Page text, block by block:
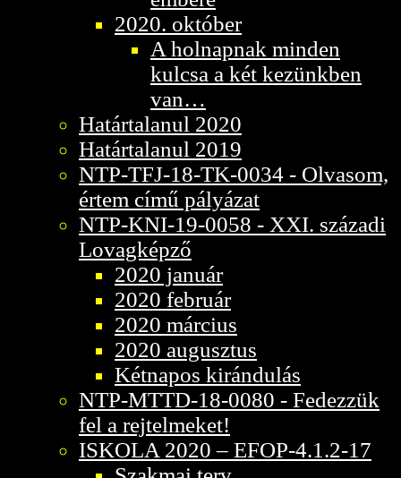
2020. október
A holnapnak minden
kulcsa a két kezünkben
van…
Határtalanul 2020
Határtalanul 2019
NTP-TFJ-18-TK-0034 - Olvasom,
értem című pályázat
NTP-KNI-19-0058 - XXI. századi
Lovagképző
2020 január
2020 február
2020 március
2020 augusztus
Kétnapos kirándulás
NTP-MTTD-18-0080 - Fedezzük
fel a rejtelmeket!
ISKOLA 2020 – EFOP-4.1.2-17